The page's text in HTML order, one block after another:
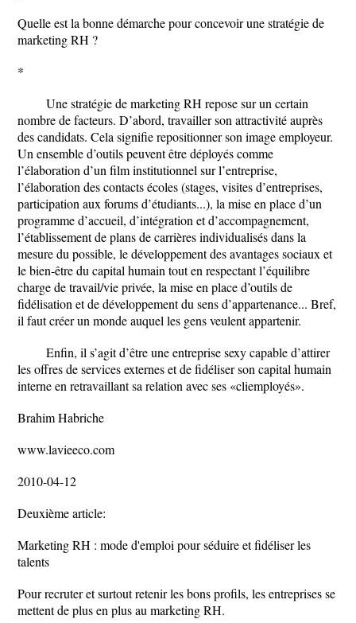
Quelle est la bonne démarche pour concevoir une stratégie de
marketing RH ?
*
Une stratégie de marketing RH repose sur un certain
nombre de facteurs. D’abord, travailler son attractivité auprès
des candidats. Cela signifie repositionner son image employeur.
Un ensemble d’outils peuvent être déployés comme
l’élaboration d’un film institutionnel sur l’entreprise,
l’élaboration des contacts écoles (stages, visites d’entreprises,
participation aux forums d’étudiants...), la mise en place d’un
programme d’accueil, d’intégration et d’accompagnement,
l’établissement de plans de carrières individualisés dans la
mesure du possible, le développement des avantages sociaux et
le bien-être du capital humain tout en respectant l’équilibre
charge de travail/vie privée, la mise en place d’outils de
fidélisation et de développement du sens d’appartenance... Bref,
il faut créer un monde auquel les gens veulent appartenir.
Enfin, il s’agit d’être une entreprise sexy capable d’attirer
les offres de services externes et de fidéliser son capital humain
interne en retravaillant sa relation avec ses «cliemployés».
Brahim Habriche
www.lavieeco.com
2010-04-12
Deuxième article:
Marketing RH : mode d'emploi pour séduire et fidéliser les
talents
Pour recruter et surtout retenir les bons profils, les entreprises se
mettent de plus en plus au marketing RH.